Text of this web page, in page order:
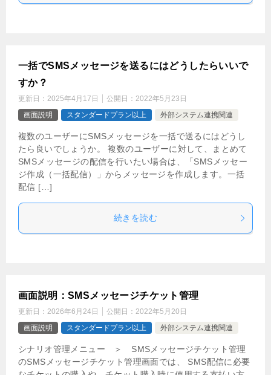
一括でSMSメッセージを送るにはどうしたらいいで
すか？
更新日： 2025年4月17日 公開日： 2022年5月23日
画面説明
スタンダードプラン以上 外部システム連携関連
複数のユーザーにSMSメッセージを一括で送るにはどうし
たら良いでしょうか。 複数のユーザーに対して、まとめて
SMSメッセージの配信を行いたい場合は、「SMSメッセー
ジ作成（一括配信）」からメッセージを作成します。一括
配信 […]
続きを読む
画面説明：SMSメッセージチケット管理
更新日： 2026年6月24日 公開日： 2022年5月20日
画面説明
スタンダードプラン以上 外部システム連携関連
シナリオ管理メニュー ＞ SMSメッセージチケット管理
のSMSメッセージチケット管理画面では、 SMS配信に必要